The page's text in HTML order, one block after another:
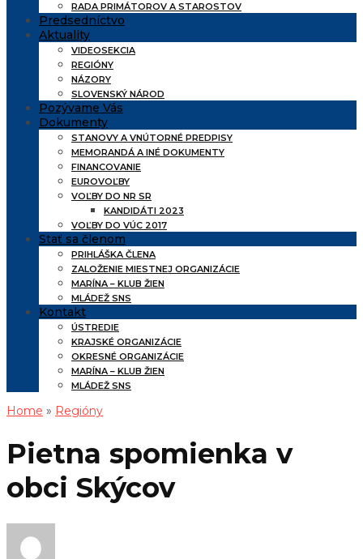
RADA PRIMÁTOROV A STAROSTOV
Predsedníctvo
Aktuality
VIDEOSEKCIA
REGIÓNY
NÁZORY
SLOVENSKÝ NÁROD
Pozývame Vás
Dokumenty
STANOVY A VNÚTORNÉ PREDPISY
MEMORANDÁ A INÉ DOKUMENTY
FINANCOVANIE
EUROVOĽBY
VOĽBY DO NR SR
KANDIDÁTI 2023
VOĽBY DO VÚC 2017
Stať sa členom
PRIHLÁŠKA ČLENA
ZALOŽENIE MIESTNEJ ORGANIZÁCIE
MARÍNA – KLUB ŽIEN
MLÁDEŽ SNS
Kontakt
ÚSTREDIE
KRAJSKÉ ORGANIZÁCIE
OKRESNÉ ORGANIZÁCIE
MARÍNA – KLUB ŽIEN
MLÁDEŽ SNS
Home » Regióny
Pietna spomienka v
obci Skýcov